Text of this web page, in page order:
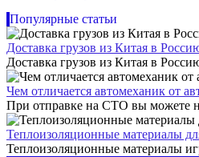
Популярные статьи
Доставка грузов из Китая в
Доставка грузов из Китая в
Чем отличается автомеханик от
При отправке на СТО вы можете
Теплоизоляционные материалы
Теплоизоляционные материалы